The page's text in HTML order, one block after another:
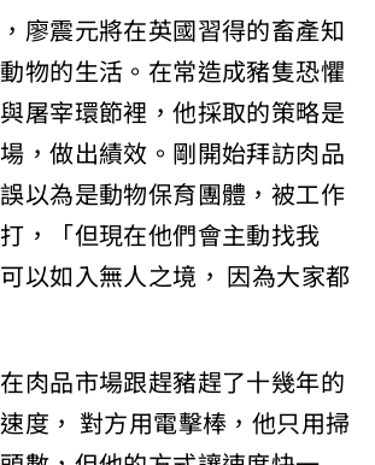
廖震元將在英國習得的畜產知
物的生活。在常造成豬隻恐懼
屠宰環節裡，他採取的策略是
，做出績效。剛開始拜訪肉品
以為是動物保育團體，被工作
，「但現在他們會主動找我
以如入無人之境， 因為大家都
肉品市場跟趕豬趕了十幾年的
度， 對方用電擊棒，他只用掃